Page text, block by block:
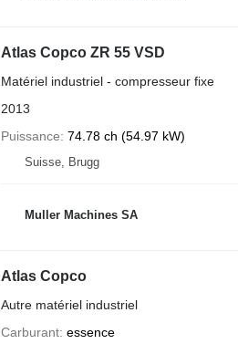
Atlas Copco ZR 55 VSD
Matériel industriel - compresseur fixe
2013
Puissance 74.78 ch (54.97 kW)
Suisse, Brugg
Muller Machines SA
Atlas Copco
Autre matériel industriel
Carburant essence